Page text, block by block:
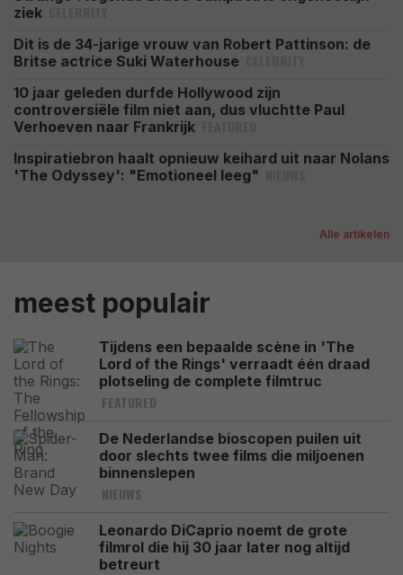
ziek
Dit is de 34-jarige vrouw van Robert Pattinson: de
Britse actrice Suki Waterhouse
10 jaar geleden durfde Hollywood zijn
controversiële film niet aan, dus vluchtte Paul
Verhoeven naar Frankrijk
Inspiratiebron haalt opnieuw keihard uit naar Nolans
'The Odyssey': "Emotioneel leeg"
Alle artikelen
meest populair
Tijdens een bepaalde scène in 'The
Lord of the Rings' verraadt één draad
plotseling de complete filmtruc
FEATURED
De Nederlandse bioscopen puilen uit
door slechts twee films die miljoenen
binnenslepen
NIEUWS
Leonardo DiCaprio noemt de grote
filmrol die hij 30 jaar later nog altijd
betreurt